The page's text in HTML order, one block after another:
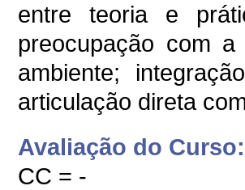
entre teoria e
preocupação com
ambiente;
articulação direta
Avaliação do Curso:
CC = -